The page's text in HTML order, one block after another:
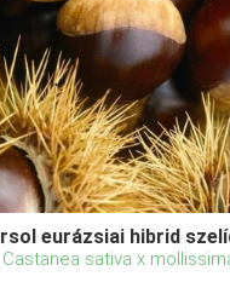
eurázsiai hibrid
Castanea sativa x